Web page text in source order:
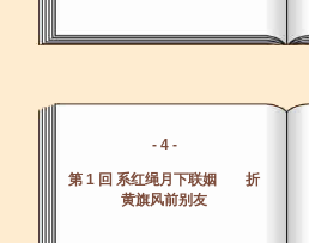
- 4 -
第 1 回 系红绳月下联姻 折
黄旗风前别友